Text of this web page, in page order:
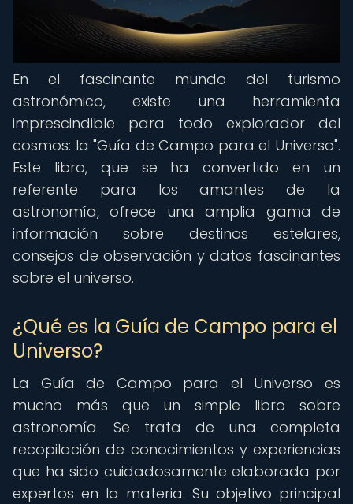
En el fascinante mundo del turismo
astronómico, existe una herramienta
imprescindible para todo explorador del
cosmos: la "Guía de Campo para el Universo".
Este libro, que se ha convertido en un
referente para los amantes de la
astronomía, ofrece una amplia gama de
información sobre destinos estelares,
consejos de observación y datos fascinantes
sobre el universo.
¿Qué es la Guía de Campo para el
Universo?
La Guía de Campo para el Universo es
mucho más que un simple libro sobre
astronomía. Se trata de una completa
recopilación de conocimientos y experiencias
que ha sido cuidadosamente elaborada por
expertos en la materia. Su objetivo principal